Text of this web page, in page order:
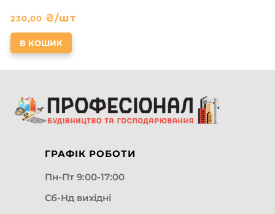
230,00 ₴/шт
В КОШИК
ГРАФІК РОБОТИ
Пн-Пт 9:00-17:00
Сб-Нд вихідні